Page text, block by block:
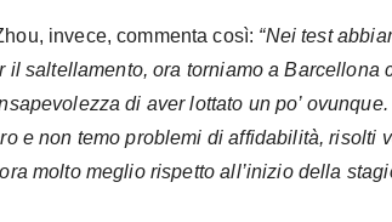
invece, commenta così: “Nei test
il saltellamento, ora torniamo a Barcellona
di aver lottato un po’
e non temo problemi di affidabilità, risolti
molto meglio rispetto all’inizio della